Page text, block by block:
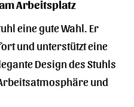
Arbeitsplatz
eine gute Wahl. Er
und unterstützt eine
Design des Stuhls
und